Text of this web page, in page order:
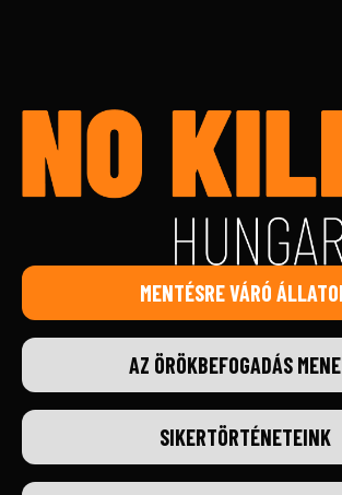
MENTÉSRE VÁRÓ
AZ ÖRÖKBEFOGADÁS
SIKERTÖRTÉNETEINK